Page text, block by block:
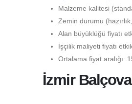
Malzeme kalitesi
Zemin durumu
Alan büyüklüğü fiyatı
İşçilik maliyeti fiyatı
Ortalama fiyat aralığı:
İzmir